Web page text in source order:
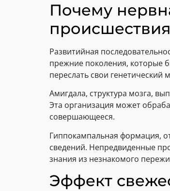
Почему
происшествия
Развитийная
прежние поколения, которые
переслать свои
Амигдала, структура мозга,
Эта организация может
совершающееся.
Гиппокампальная формация,
сведений. Непредвиденные
знания из незнакомого
Эффект